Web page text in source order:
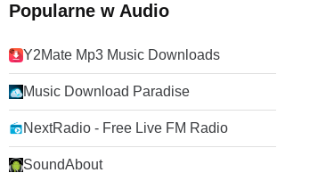
Popularne w Audio
Y2Mate Mp3 Music Downloads
Music Download Paradise
NextRadio - Free Live FM Radio
SoundAbout